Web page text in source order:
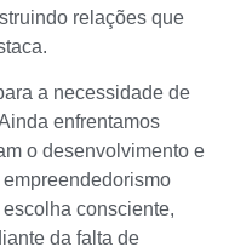
relações que
a necessidade de
enfrentamos
o desenvolvimento e
consciente,
da falta de